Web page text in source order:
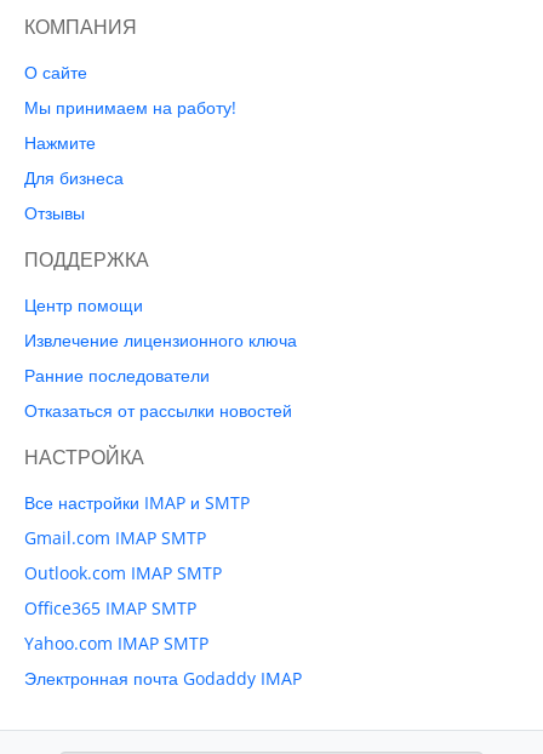
КОМПАНИЯ
О сайте
Мы принимаем на работу!
Нажмите
Для бизнеса
Отзывы
ПОДДЕРЖКА
Центр помощи
Извлечение лицензионного ключа
Ранние последователи
Отказаться от рассылки новостей
НАСТРОЙКА
Все настройки IMAP и SMTP
Gmail.com IMAP SMTP
Outlook.com IMAP SMTP
Office365 IMAP SMTP
Yahoo.com IMAP SMTP
Электронная почта Godaddy IMAP